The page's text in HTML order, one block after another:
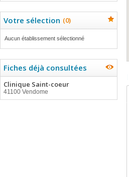
Votre sélection (0)
Aucun établissement sélectionné
Fiches déjà consultées
Clinique Saint-coeur
41100 Vendome